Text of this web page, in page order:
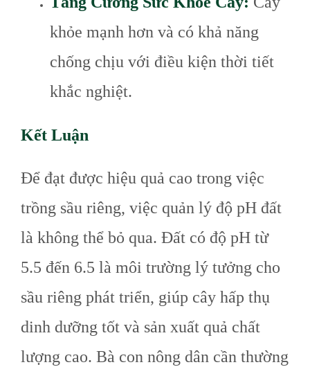
khỏe mạnh hơn và có khả năng
chống chịu với điều kiện thời tiết
khắc nghiệt.
Kết Luận
Để đạt được hiệu quả cao trong việc
trồng sầu riêng, việc quản lý độ pH đất
là không thể bỏ qua. Đất có độ pH từ
5.5 đến 6.5 là môi trường lý tưởng cho
sầu riêng phát triển, giúp cây hấp thụ
dinh dưỡng tốt và sản xuất quả chất
lượng cao. Bà con nông dân cần thường